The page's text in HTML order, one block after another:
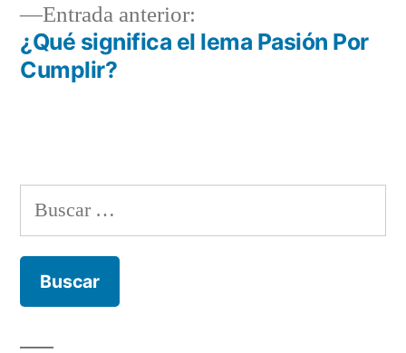
entradas
Entrada anterior:
anterior:
¿Qué significa el lema Pasión Por
Cumplir?
Buscar: